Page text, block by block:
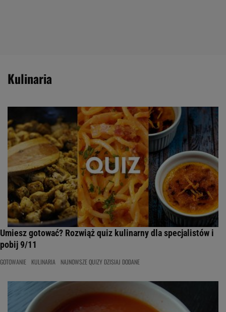
kulinaria
Umiesz gotować? Rozwiąż quiz kulinarny dla specjalistów i
pobij 9/11
GOTOWANIE KULINARIA NAJNOWSZE QUIZY DZISIAJ DODANE